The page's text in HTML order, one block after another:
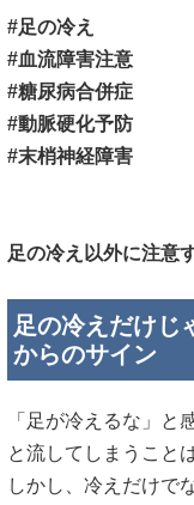
#足の冷え
#血流障害注意
#糖尿病合併症
#動脈硬化予防
#末梢神経障害
足の冷え以外に注意
足の冷えだけじ
からのサイン
「足が冷えるな」と
と流してしまうこと
しかし、冷えだけで